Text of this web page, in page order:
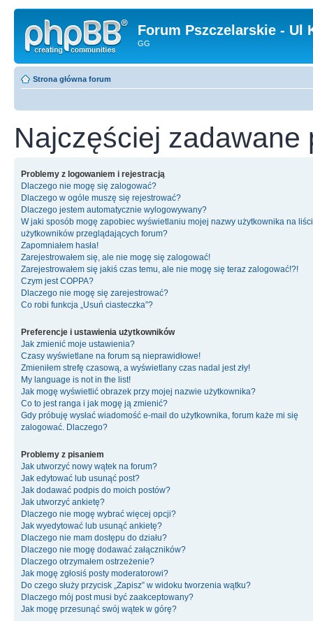
Forum Pszczelarskie - Ul
GG
Strona główna forum
Najczęściej zadawane
Problemy z logowaniem i rejestracją
Dlaczego nie mogę się zalogować?
Dlaczego w ogóle muszę się rejestrować?
Dlaczego jestem automatycznie wylogowywany?
W jaki sposób mogę zapobiec wyświetlaniu mojej nazwy użytkownika na
użytkowników przeglądających forum?
Zapomniałem hasła!
Zarejestrowałem się, ale nie mogę się zalogować!
Zarejestrowałem się jakiś czas temu, ale nie mogę się teraz zalogować!?!
Czym jest COPPA?
Dlaczego nie mogę się zarejestrować?
Co robi funkcja „Usuń ciasteczka”?
Preferencje i ustawienia użytkowników
Jak zmienić moje ustawienia?
Czasy wyświetlane na forum są nieprawidłowe!
Zmieniłem strefę czasową, a wyświetlany czas nadal jest zły!
My language is not in the list!
Jak mogę wyświetlić obrazek przy mojej nazwie użytkownika?
Co to jest ranga i jak mogę ją zmienić?
Gdy próbuję wysłać wiadomość e-mail do użytkownika, forum każe mi się
zalogować. Dlaczego?
Problemy z pisaniem
Jak utworzyć nowy wątek na forum?
Jak edytować lub usunąć post?
Jak dodawać podpis do moich postów?
Jak utworzyć ankietę?
Dlaczego nie mogę wybrać więcej opcji?
Jak wyedytować lub usunąć ankietę?
Dlaczego nie mam dostępu do działu?
Dlaczego nie mogę dodawać załączników?
Dlaczego otrzymałem ostrzeżenie?
Jak mogę zgłosiś posty moderatorowi?
Do czego służy przycisk „Zapisz” w widoku tworzenia wątku?
Dlaczego mój post musi być zaakceptowany?
Jak mogę przesunąć swój wątek w górę?